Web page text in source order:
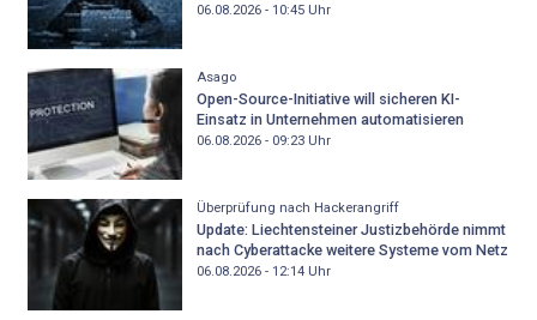
06.08.2026 - 10:45Uhr
Asago
Open-Source-Initiative will sicheren KI-
Einsatz in Unternehmen automatisieren
06.08.2026 - 09:23Uhr
Überprüfung nach Hackerangriff
Update: Liechtensteiner Justizbehörde nimmt
nach Cyberattacke weitere Systeme vom Netz
06.08.2026 - 12:14Uhr